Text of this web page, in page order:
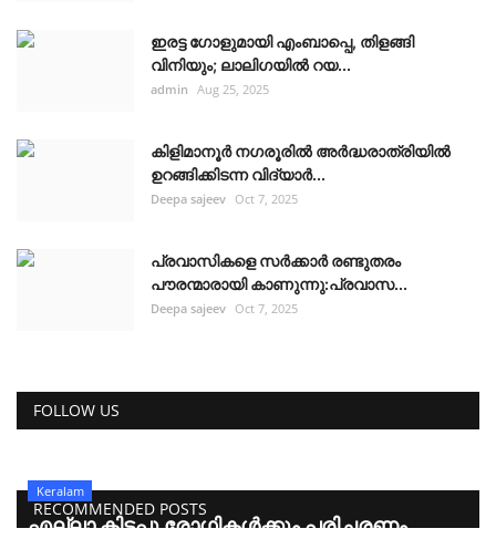
ഇരട്ട ഗോളുമായി എംബാപ്പെ, തിളങ്ങി
വിനിയും; ലാലിഗയില്‍ റയ...
admin Aug 25, 2025
കിളിമാനൂർ നഗരൂരിൽ അർദ്ധരാത്രിയിൽ
ഉറങ്ങിക്കിടന്ന വിദ്യാർ...
Deepa sajeev Oct 7, 2025
പ്രവാസികളെ സർക്കാർ രണ്ടുതരം
പൗരന്മാരായി കാണുന്നു:പ്രവാസ...
Deepa sajeev Oct 7, 2025
FOLLOW US
RECOMMENDED POSTS
Keralam
എല്ലാ കിടപ്പു രോഗികൾക്കും പരിചരണം